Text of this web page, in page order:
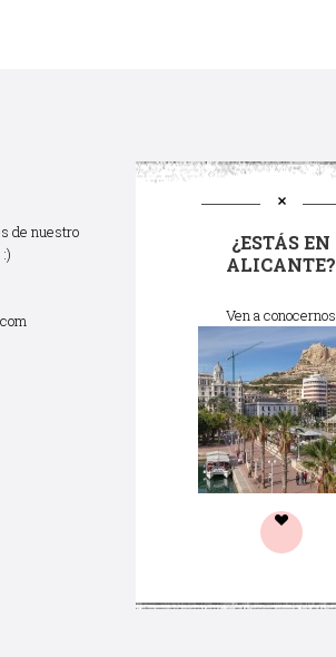
de nuestro
¿ESTÁS EN
ALICANTE?
Ven a conocernos